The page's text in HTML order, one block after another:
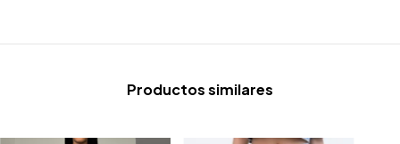
Productos similares